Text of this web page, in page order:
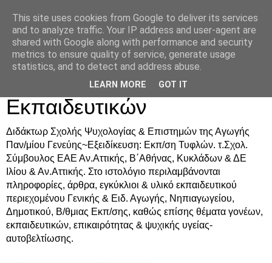
Δρ. Ράνια Χιουρέα-
Συμβουλευτική &
Υποστήριξη Γονέων &
Εκπαιδευτικών
Διδάκτωρ Σχολής Ψυχολογίας & Επιστημών της Αγωγής
Παν/μίου Γενεύης~Εξειδίκευση: Εκπ/ση Τυφλών. τ.Σχολ.
Σύμβουλος ΕΑΕ Αν.Αττικής, Β΄Αθήνας, Κυκλάδων & ΔΕ
Ιλίου & Αν.Αττικής. Στο ιστολόγιο περιλαμβάνονται
πληροφορίες, άρθρα, εγκύκλιοι & υλικό εκπαιδευτικού
περιεχομένου Γενικής & Ειδ. Αγωγής, Νηπιαγωγείου,
Δημοτικού, Β/θμιας Εκπ/σης, καθώς επίσης θέματα γονέων,
εκπαιδευτικών, επικαιρότητας & ψυχικής υγείας-
αυτοβελτίωσης.
This site uses cookies from Google to deliver its services
and to analyze traffic. Your IP address and user-agent are
shared with Google along with performance and security
metrics to ensure quality of service, generate usage
statistics, and to detect and address abuse.
LEARN MORE GOT IT